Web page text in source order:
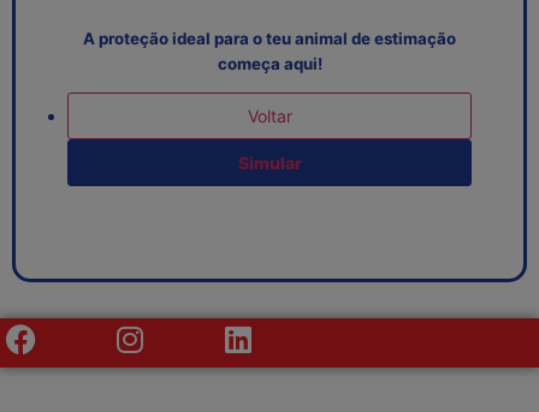
A proteção ideal para o teu animal de estimação
começa aqui!
Voltar
Simular